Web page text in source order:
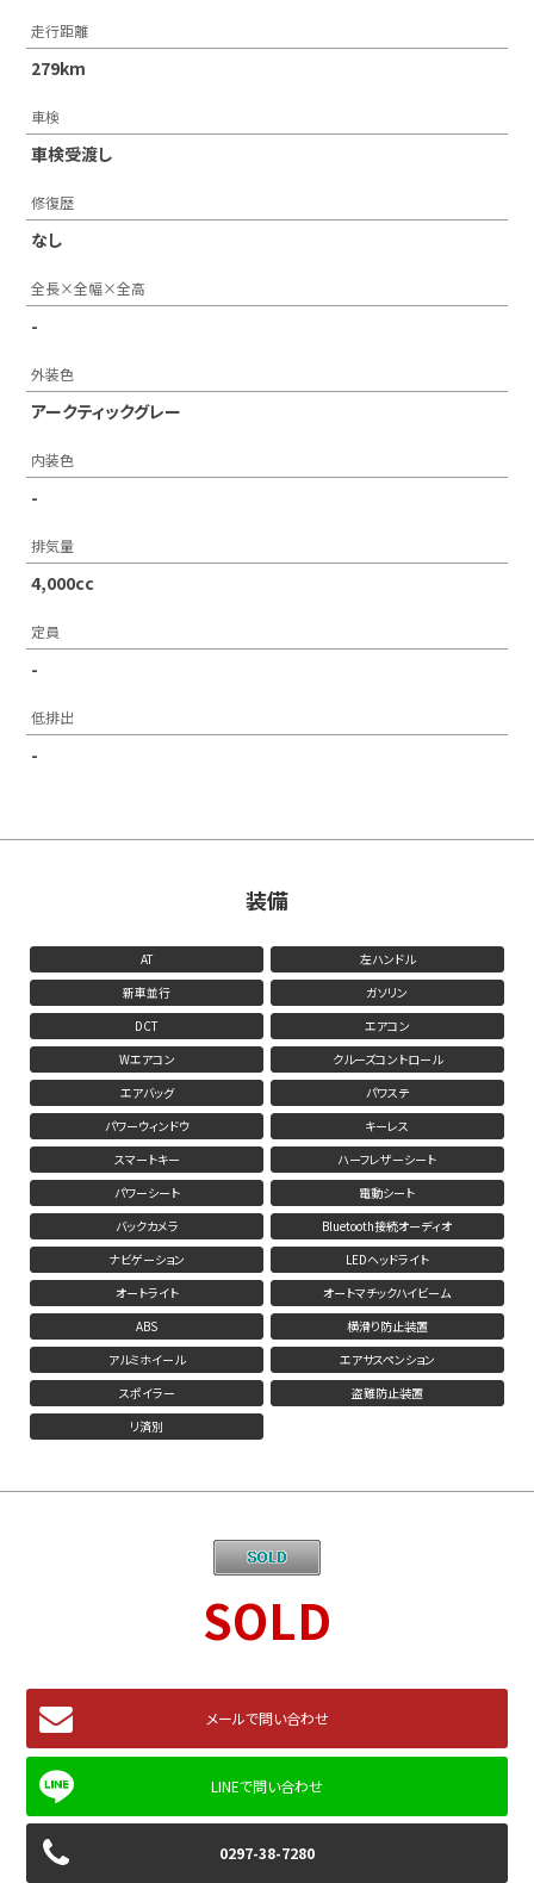
走行距離
279km
車検
車検受渡し
修復歴
なし
全長×全幅×全高
-
外装色
アークティックグレー
内装色
-
排気量
4,000cc
定員
-
低排出
-
装備
AT
左ハンドル
新車並行
ガソリン
DCT
エアコン
Wエアコン
クルーズコントロール
エアバッグ
パワステ
パワーウィンドウ
キーレス
スマートキー
ハーフレザーシート
パワーシート
電動シート
バックカメラ
Bluetooth接続オーディオ
ナビゲーション
LEDヘッドライト
オートライト
オートマチックハイビーム
ABS
横滑り防止装置
アルミホイール
エアサスペンション
スポイラー
盗難防止装置
リ済別
SOLD
メールで問い合わせ
0297-38-7280